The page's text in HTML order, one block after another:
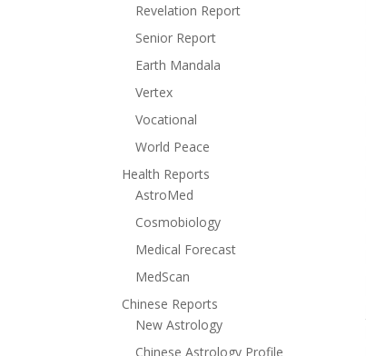
Revelation Report
Senior Report
Earth Mandala
Vertex
Vocational
World Peace
Health Reports
AstroMed
Cosmobiology
Medical Forecast
MedScan
Chinese Reports
New Astrology
Chinese Astrology Profile